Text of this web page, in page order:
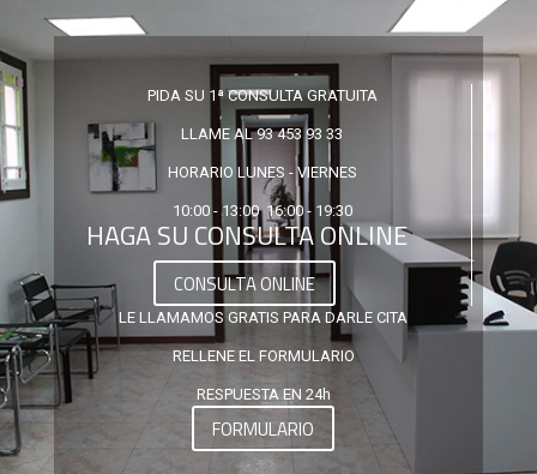
PIDA SU 1ª CONSULTA GRATUITA
LLAME AL 93 453 93 33
HORARIO LUNES - VIERNES
10:00 - 13:00 16:00 - 19:30
HAGA SU CONSULTA ONLINE
CONSULTA ONLINE
LE LLAMAMOS GRATIS PARA DARLE CITA
RELLENE EL FORMULARIO
RESPUESTA EN 24h
FORMULARIO